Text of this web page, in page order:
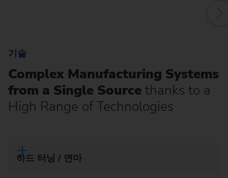
기술
Complex Manufacturing Systems
from a Single Source thanks to a
High Range of Technologies
하드 터닝 / 연마